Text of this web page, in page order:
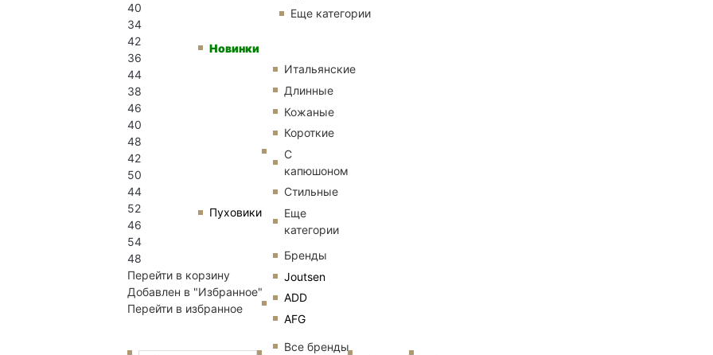
Еще категории
Новинки
Пуховики
Итальянские
Длинные
Кожаные
Короткие
С
капюшоном
Стильные
Еще
категории
Бренды
Joutsen
ADD
AFG
Все бренды
40
34
42
36
44
38
46
40
48
42
50
44
52
46
54
48
Перейти в корзину
Добавлен в "Избранное"
Перейти в избранное